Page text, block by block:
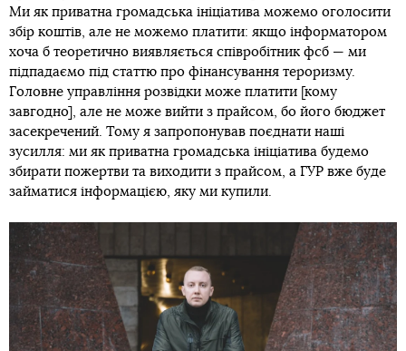
Ми як приватна громадська ініціатива можемо оголосити
збір коштів, але не можемо платити: якщо інформатором
хоча б теоретично виявляється співробітник фсб — ми
підпадаємо під статтю про фінансування тероризму.
Головне управління розвідки може платити [кому
завгодно], але не може вийти з прайсом, бо його бюджет
засекречений. Тому я запропонував поєднати наші
зусилля: ми як приватна громадська ініціатива будемо
збирати пожертви та виходити з прайсом, а ГУР вже буде
займатися інформацією, яку ми купили.